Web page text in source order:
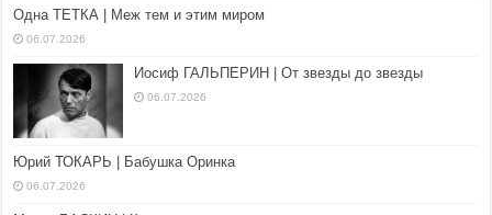
Одна ТЕТКА | Меж тем и этим миром
06.07.2026
Иосиф ГАЛЬПЕРИН | От звезды до звезды
06.07.2026
Юрий ТОКАРЬ | Бабушка Оринка
06.07.2026